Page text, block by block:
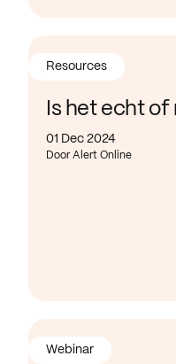
Is het echt of
01 Dec 2024
Door Alert Online
Resources
Webinar